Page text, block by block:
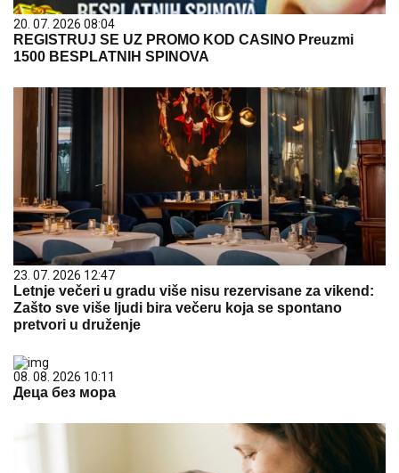
20. 07. 2026 08:04
REGISTRUJ SE UZ PROMO KOD CASINO Preuzmi
1500 BESPLATNIH SPINOVA
23. 07. 2026 12:47
Letnje večeri u gradu više nisu rezervisane za vikend:
Zašto sve više ljudi bira večeru koja se spontano
pretvori u druženje
08. 08. 2026 10:11
Деца без мора